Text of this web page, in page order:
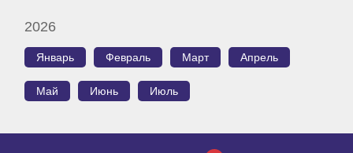
2026
Январь Февраль Март Апрель
Май Июнь Июль